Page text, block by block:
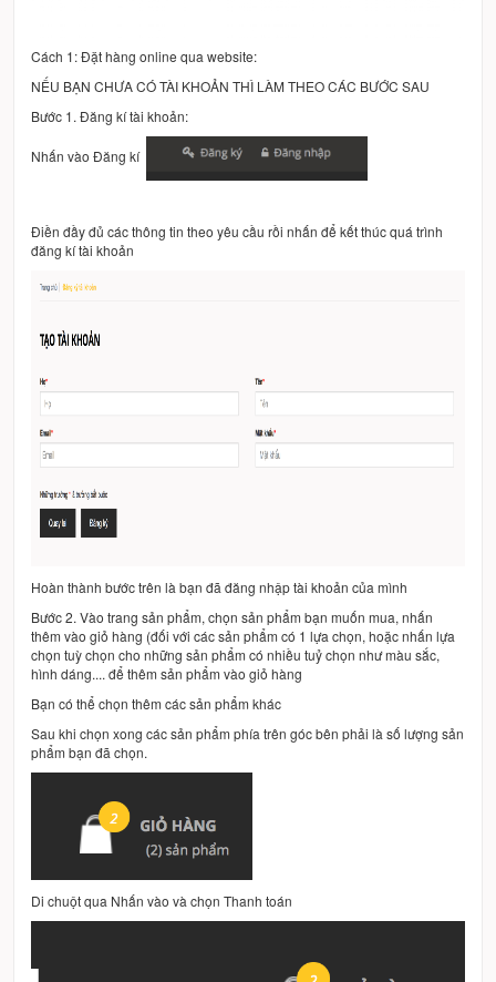
Cách 1: Đặt hàng online qua website:
NẾU BẠN CHƯA CÓ TÀI KHOẢN THÌ LÀM THEO CÁC BƯỚC SAU
Bước 1. Đăng kí tài khoản:
Nhấn vào Đăng kí
Điền đầy đủ các thông tin theo yêu cầu rồi nhấn để kết thúc quá trình
đăng kí tài khoản
Hoàn thành bước trên là bạn đã đăng nhập tài khoản của mình
Bước 2. Vào trang sản phẩm, chọn sản phẩm bạn muốn mua, nhấn
thêm vào giỏ hàng (đối với các sản phẩm có 1 lựa chọn, hoặc nhấn lựa
chọn tuỳ chọn cho những sản phẩm có nhiều tuỷ chọn như màu sắc,
hình dáng.... để thêm sản phẩm vào giỏ hàng
Bạn có thể chọn thêm các sản phẩm khác
Sau khi chọn xong các sản phẩm phía trên góc bên phải là số lượng sản
phẩm bạn đã chọn.
Di chuột qua Nhấn vào và chọn Thanh toán